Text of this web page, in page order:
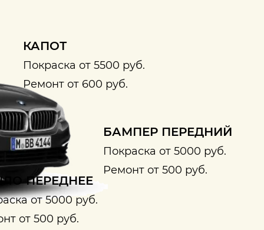
КАПОТ
Покраска от 5500 руб.
Ремонт от 600 руб.
БАМПЕР ПЕРЕДНИЙ
Покраска от 5000 руб.
Ремонт от 500 руб.
ПЕРЕДНЕЕ
от 5000 руб.
от 500 руб.